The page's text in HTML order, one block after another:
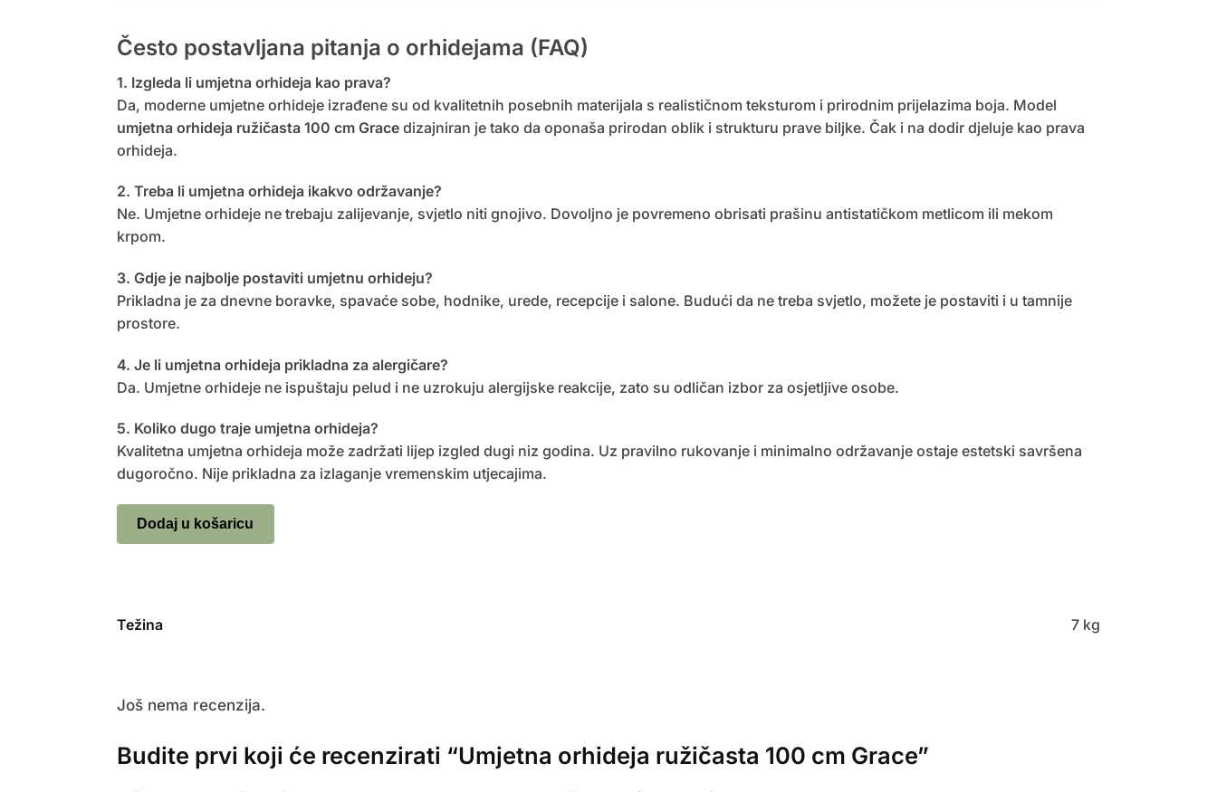
Često postavljana pitanja o orhidejama (FAQ)
1. Izgleda li umjetna orhideja kao prava?
Da, moderne umjetne orhideje izrađene su od kvalitetnih posebnih materijala s realističnom teksturom i prirodnim prijelazima boja. Model
umjetna orhideja ružičasta 100 cm Gracedizajniran je tako da oponaša prirodan oblik i strukturu prave biljke. Čak i na dodir djeluje kao prava
orhideja.
2. Treba li umjetna orhideja ikakvo održavanje?
Ne. Umjetne orhideje ne trebaju zalijevanje, svjetlo niti gnojivo. Dovoljno je povremeno obrisati prašinu antistatičkom metlicom ili mekom
krpom.
3. Gdje je najbolje postaviti umjetnu orhideju?
Prikladna je za dnevne boravke, spavaće sobe, hodnike, urede, recepcije i salone. Budući da ne treba svjetlo, možete je postaviti i u tamnije
prostore.
4. Je li umjetna orhideja prikladna za alergičare?
Da. Umjetne orhideje ne ispuštaju pelud i ne uzrokuju alergijske reakcije, zato su odličan izbor za osjetljive osobe.
5. Koliko dugo traje umjetna orhideja?
Kvalitetna umjetna orhideja može zadržati lijep izgled dugi niz godina. Uz pravilno rukovanje i minimalno održavanje ostaje estetski savršena
dugoročno. Nije prikladna za izlaganje vremenskim utjecajima.
Dodaj u košaricu
Težina 7 kg
Još nema recenzija.
Budite prvi koji će recenzirati “Umjetna orhideja ružičasta 100 cm Grace”